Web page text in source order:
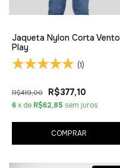
Jaqueta Nylon Corta Vento
Play
(1)
R$419,00 R$377,10
6x de R$62,85 sem juros
COMPRAR